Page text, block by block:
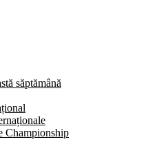
săptămână
Championship